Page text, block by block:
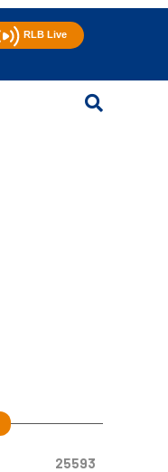
25593